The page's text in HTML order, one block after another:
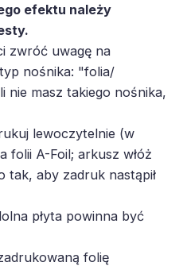
efektu należy
zwróć uwagę na
nośnika: "folia/
nie masz takiego nośnika,
lewoczytelnie (w
folii A-Foil; arkusz włóż
tak, aby zadruk nastąpił
płyta powinna być
folię